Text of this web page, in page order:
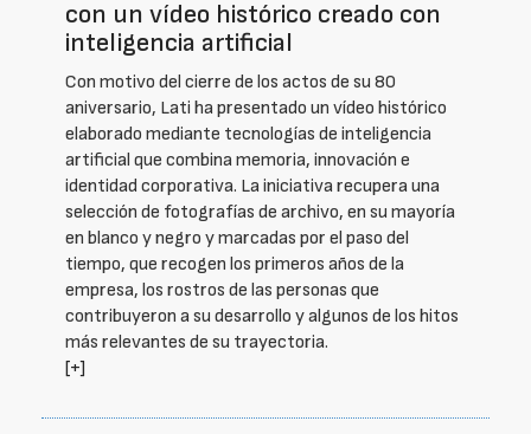
con un vídeo histórico creado con
inteligencia artificial
Con motivo del cierre de los actos de su 80
aniversario, Lati ha presentado un vídeo histórico
elaborado mediante tecnologías de inteligencia
artificial que combina memoria, innovación e
identidad corporativa. La iniciativa recupera una
selección de fotografías de archivo, en su mayoría
en blanco y negro y marcadas por el paso del
tiempo, que recogen los primeros años de la
empresa, los rostros de las personas que
contribuyeron a su desarrollo y algunos de los hitos
más relevantes de su trayectoria.
[+]